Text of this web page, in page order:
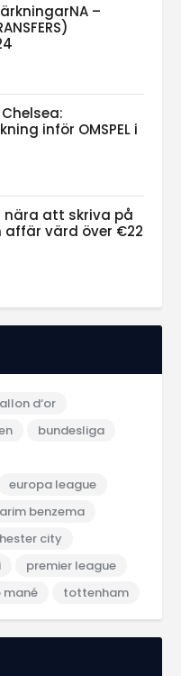
–
inför OMSPEL i
nära att skriva på
affär värd över €22
d‘or
bundesliga
europa league
benzema
city
premier league
mané tottenham